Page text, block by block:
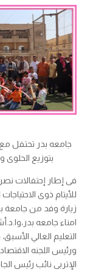
جامعه بدر تحتفل
بتوزيع الحلوى
فى إطار إحتفالات
للأيتام ذوى
زيارة وفد من جامعة
امناء جامعه
التعليم العالي
ورئيس اللجنه
الإتربى نائب رئيس